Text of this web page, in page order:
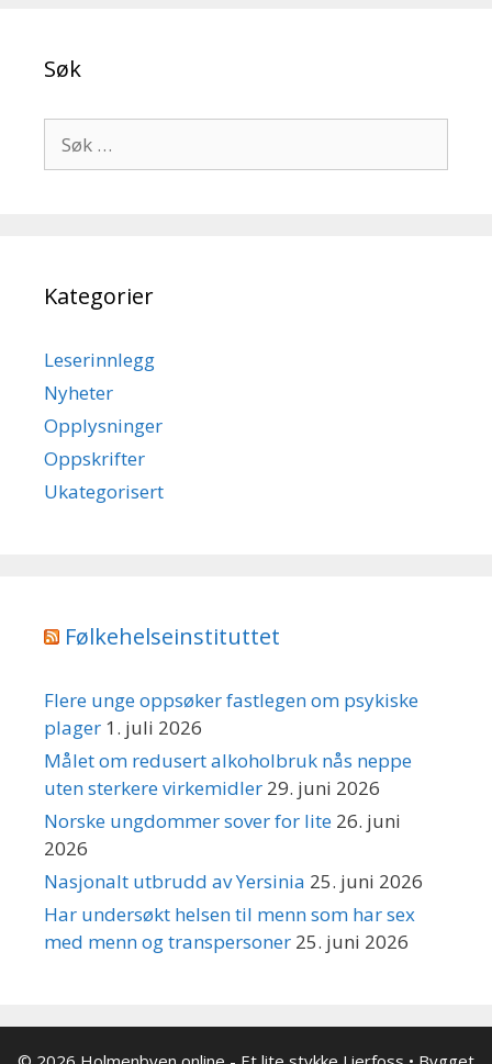
Søk
etter:
Kategorier
Leserinnlegg
Nyheter
Opplysninger
Oppskrifter
Ukategorisert
Følkehelseinstituttet
Flere unge oppsøker fastlegen om psykiske
plager 1. juli 2026
Målet om redusert alkoholbruk nås neppe
uten sterkere virkemidler 29. juni 2026
Norske ungdommer sover for lite 26. juni
2026
Nasjonalt utbrudd av Yersinia 25. juni 2026
Har undersøkt helsen til menn som har sex
med menn og transpersoner 25. juni 2026